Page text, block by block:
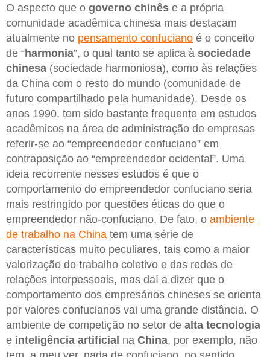
O aspecto que o governo chinês e a própria
comunidade acadêmica chinesa mais destacam
atualmente no pensamento confuciano é o conceito
de “harmonia”, o qual tanto se aplica à sociedade
chinesa (sociedade harmoniosa), como às relações
da China com o resto do mundo (comunidade de
futuro compartilhado pela humanidade). Desde os
anos 1990, tem sido bastante frequente em estudos
acadêmicos na área de administração de empresas
referir-se ao “empreendedor confuciano” em
contraposição ao “empreendedor ocidental”. Uma
ideia recorrente nesses estudos é que o
comportamento do empreendedor confuciano seria
mais restringido por questões éticas do que o
empreendedor não-confuciano. De fato, o ambiente
de trabalho na China tem uma série de
características muito peculiares, tais como a maior
valorização do trabalho coletivo e das redes de
relações interpessoais, mas daí a dizer que o
comportamento dos empresários chineses se orienta
por valores confucianos vai uma grande distância. O
ambiente de competição no setor de alta tecnologia
e inteligência artificial na China, por exemplo, não